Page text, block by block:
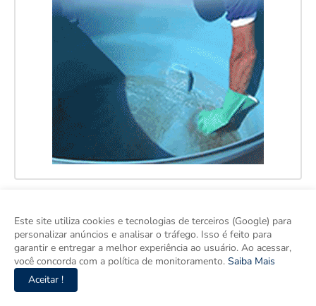
Este site utiliza cookies e tecnologias de terceiros (Google) para
personalizar anúncios e analisar o tráfego. Isso é feito para
garantir e entregar a melhor experiência ao usuário. Ao acessar,
você concorda com a política de monitoramento. Saiba Mais
Aceitar !